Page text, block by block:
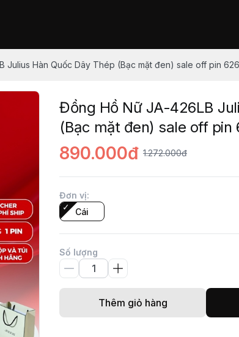
Julius Hàn Quốc Dây Thép (Bạc mặt đen) sale off pin 626
Đồng Hồ Nữ JA-426LB
(Bạc mặt đen) sale off pin
890.000đ 1.272.000đ
Đơn vị:
Cái
Số lượng
Thêm giỏ hàng